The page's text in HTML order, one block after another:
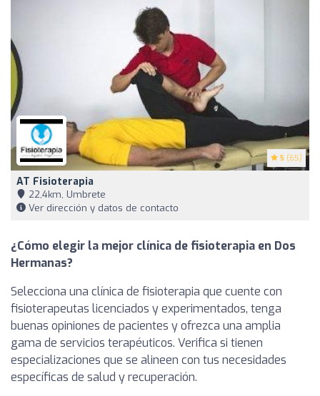
5 (65)
AT Fisioterapia
22,4km, Umbrete
Ver dirección y datos de contacto
¿Cómo elegir la mejor clínica de fisioterapia en Dos
Hermanas?
Selecciona una clínica de fisioterapia que cuente con
fisioterapeutas licenciados y experimentados, tenga
buenas opiniones de pacientes y ofrezca una amplia
gama de servicios terapéuticos. Verifica si tienen
especializaciones que se alineen con tus necesidades
específicas de salud y recuperación.